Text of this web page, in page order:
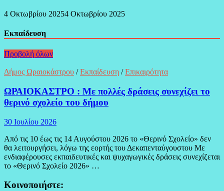
4 Οκτωβρίου 20254 Οκτωβρίου 2025
Εκπαίδευση
Προβολή όλων
Δήμος Ωραιοκάστρου /Εκπαίδευση /Επικαιρότητα
ΩΡΑΙΟΚΑΣΤΡΟ : Με πολλές δράσεις συνεχίζει το
θερινό σχολείο του δήμου
30 Ιουλίου 2026
Από τις 10 έως τις 14 Αυγούστου 2026 το «Θερινό Σχολείο» δεν
θα λειτουργήσει, λόγω της εορτής του Δεκαπενταύγουστου Με
ενδιαφέρουσες εκπαιδευτικές και ψυχαγωγικές δράσεις συνεχίζεται
το «Θερινό Σχολείο 2026» …
Κοινοποιήστε: